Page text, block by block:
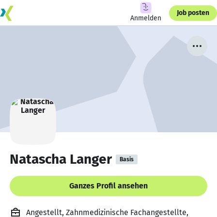
Anmelden
Job posten
Natascha Langer Basis
Ganzes Profil ansehen
Angestellt, Zahnmedizinische Fachangestellte,